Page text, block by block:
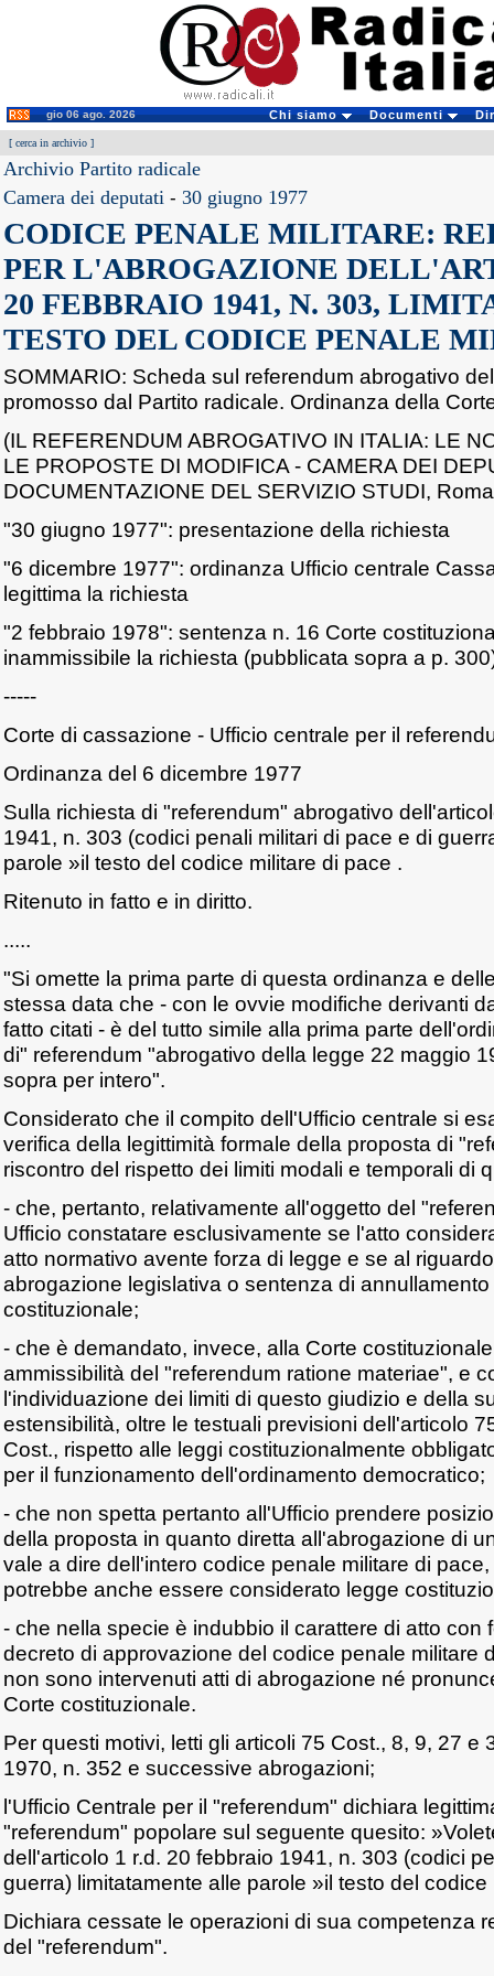
gio 06 ago. 2026 Chi siamo Documenti
[ cerca in archivio ]
Archivio Partito radicale
Camera dei deputati - 30 giugno 1977
CODICE PENALE MILITARE:
PER L'ABROGAZIONE
20 FEBBRAIO 1941, N. 303,
TESTO DEL CODICE PENALE
SOMMARIO: Scheda sul referendum abrogativo
promosso dal Partito radicale. Ordinanza della
(IL REFERENDUM ABROGATIVO IN ITALIA: LE
LE PROPOSTE DI MODIFICA - CAMERA DEI
DOCUMENTAZIONE DEL SERVIZIO STUDI,
"30 giugno 1977": presentazione della richiesta
"6 dicembre 1977": ordinanza Ufficio centrale
legittima la richiesta
"2 febbraio 1978": sentenza n. 16 Corte
inammissibile la richiesta (pubblicata sopra a p.
-----
Corte di cassazione - Ufficio centrale per il
Ordinanza del 6 dicembre 1977
Sulla richiesta di "referendum" abrogativo
1941, n. 303 (codici penali militari di pace e di
parole »il testo del codice militare di pace .
Ritenuto in fatto e in diritto.
.....
"Si omette la prima parte di questa ordinanza e
stessa data che - con le ovvie modifiche derivanti
fatto citati - è del tutto simile alla prima parte
di" referendum "abrogativo della legge 22 maggio
sopra per intero".
Considerato che il compito dell'Ufficio centrale si
verifica della legittimità formale della proposta di
riscontro del rispetto dei limiti modali e temporali di
- che, pertanto, relativamente all'oggetto del
Ufficio constatare esclusivamente se l'atto
atto normativo avente forza di legge e se al
abrogazione legislativa o sentenza di
costituzionale;
- che è demandato, invece, alla Corte
ammissibilità del "referendum ratione materiae", e
l'individuazione dei limiti di questo giudizio e della
estensibilità, oltre le testuali previsioni dell'articolo
Cost., rispetto alle leggi costituzionalmente
per il funzionamento dell'ordinamento democratico;
- che non spetta pertanto all'Ufficio prendere
della proposta in quanto diretta all'abrogazione di
vale a dire dell'intero codice penale militare di
potrebbe anche essere considerato legge
- che nella specie è indubbio il carattere di atto con
decreto di approvazione del codice penale militare
non sono intervenuti atti di abrogazione né
Corte costituzionale.
Per questi motivi, letti gli articoli 75 Cost., 8, 9, 27 e
1970, n. 352 e successive abrogazioni;
l'Ufficio Centrale per il "referendum" dichiara
"referendum" popolare sul seguente quesito:
dell'articolo 1 r.d. 20 febbraio 1941, n. 303 (codici
guerra) limitatamente alle parole »il testo del
Dichiara cessate le operazioni di sua competenza
del "referendum".